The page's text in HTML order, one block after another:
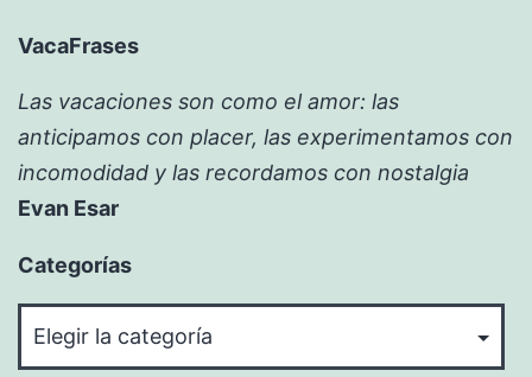
VacaFrases
Las vacaciones son como el amor: las
anticipamos con placer, las experimentamos con
incomodidad y las recordamos con nostalgia
Evan Esar
Categorías